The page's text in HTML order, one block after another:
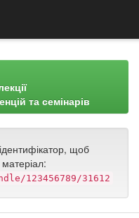
та семінарів
щоб
123456789/31612